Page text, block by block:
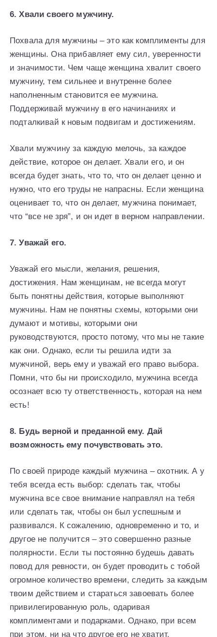
6. Хвали своего мужчину.
Похвала для мужчины – это как комплименты для
женщины. Она прибавляет ему сил, уверенности
и значимости. Чем чаще женщина хвалит своего
мужчину, тем сильнее и внутренне более
наполненным становится ее мужчина.
Поддерживай мужчину в его начинаниях и
подталкивай к новым подвигам и достижениям.
Хвали мужчину за каждую мелочь, за каждое
действие, которое он делает. Хвали его, и он
всегда будет знать, что то, что он делает ценно и
нужно, что его труды не напрасны. Если женщина
оценивает то, что он делает, мужчина понимает,
что “все не зря”, и он идет в верном направлении.
7. Уважай его.
Уважай его мысли, желания, решения,
достижения. Нам женщинам, не всегда могут
быть понятны действия, которые выполняют
мужчины. Нам не понятны схемы, которыми они
думают и мотивы, которыми они
руководствуются, просто потому, что мы не такие
как они. Однако, если ты решила идти за
мужчиной, верь ему и уважай его право выбора.
Помни, что бы ни происходило, мужчина всегда
осознает всю ту ответственность, которая на нем
есть!
8. Будь верной и преданной ему. Дай
возможность ему почувствовать это.
По своей природе каждый мужчина – охотник. А у
тебя всегда есть выбор: сделать так, чтобы
мужчина все свое внимание направлял на тебя
или сделать так, чтобы он был успешным и
развивался. К сожалению, одновременно и то, и
другое не получится – это совершенно разные
полярности. Если ты постоянно будешь давать
повод для ревности, он будет проводить с тобой
огромное количество времени, следить за каждым
твоим действием и стараться завоевать более
привилегированную роль, одаривая
комплиментами и подарками. Однако, при всем
при этом, ни на что другое его не хватит.